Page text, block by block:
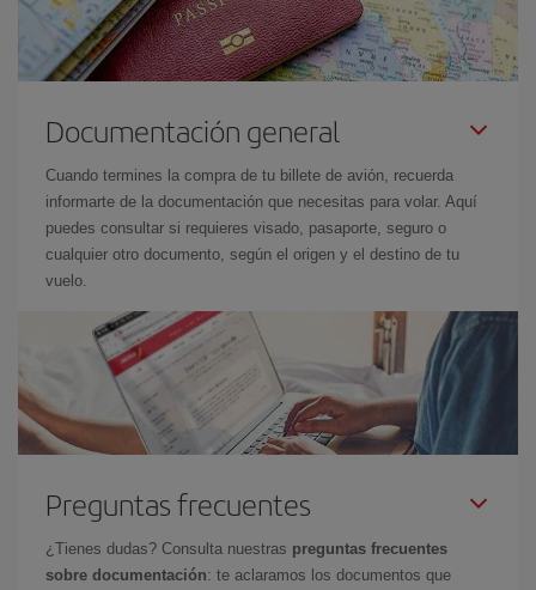
Documentación general
Cuando termines la compra de tu billete de avión, recuerda
informarte de la documentación que necesitas para volar. Aquí
puedes consultar si requieres visado, pasaporte, seguro o
cualquier otro documento, según el origen y el destino de tu
vuelo.
Preguntas frecuentes
¿Tienes dudas? Consulta nuestras preguntas frecuentes
sobre documentación: te aclaramos los documentos que